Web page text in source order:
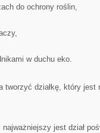
do ochrony roślin,
w duchu eko.
tworzyć działkę, który
jest dział